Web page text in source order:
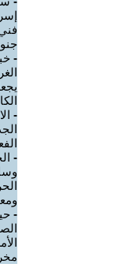
-
-
-
-